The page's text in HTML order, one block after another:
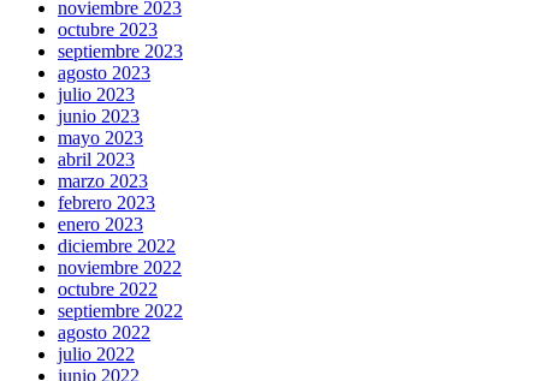
noviembre 2023
octubre 2023
septiembre 2023
agosto 2023
julio 2023
junio 2023
mayo 2023
abril 2023
marzo 2023
febrero 2023
enero 2023
diciembre 2022
noviembre 2022
octubre 2022
septiembre 2022
agosto 2022
julio 2022
junio 2022